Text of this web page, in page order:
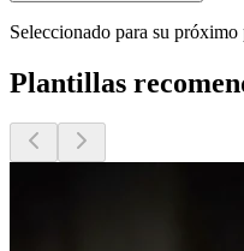
Seleccionado para su próximo
Plantillas